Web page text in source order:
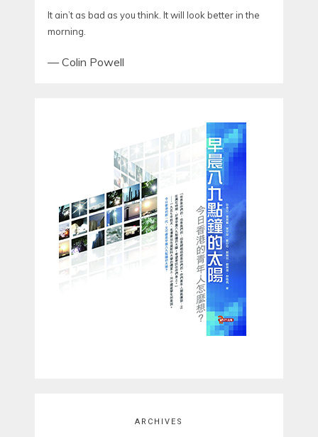
It ain’t as bad as you think. It will look better in the
morning.
—Colin Powell
ARCHIVES